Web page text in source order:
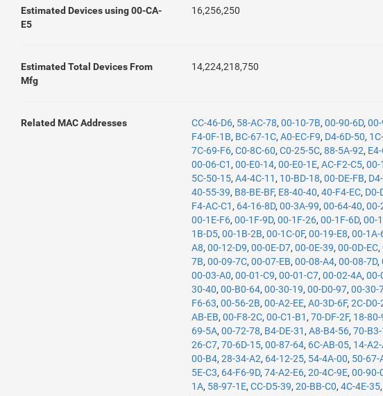
Estimated Devices using 00-CA-
E5
16,256,250
Estimated Total Devices From
Mfg
14,224,218,750
Related MAC Addresses CC-46-D6, 58-AC-78,00-10-7B,00-90-6D,
F4-0F-1B, BC-67-1C,A0-EC-F9, D4-6D-50,
7C-69-F6,C0-8C-60,C0-25-5C,88-5A-92,
00-06-C1 ,00-E0-14,00-E0-1E,AC-F2-C5,00-
5C-50-15,A4-4C-11 , 10-BD-18,00-DE-FB,
40-55-39, B8-BE-BF, E8-40-40,40-F4-EC, D0-
F4-AC-C1 , 64-16-8D,00-3A-99,00-64-40,00-
00-1E-F6,00-1F-9D,00-1F-26,00-1F-6D,00-
1B-D5,00-1B-2B,00-1C-0F,00-19-E8,00-1A-
A8,00-12-D9,00-0E-D7,00-0E-39,00-0D-EC,
7B,00-09-7C,00-07-EB,00-08-A4,00-08-7D,
00-03-A0,00-01-C9,00-01-C7,00-02-4A,00-
30-40,00-B0-64,00-30-19,00-D0-97,00-30-
F6-63,00-56-2B,00-A2-EE,A0-3D-6F,2C-D0-
AB-EB,00-F8-2C,00-C1-B1 ,70-DF-2F, 18-80-
69-5A,00-72-78, B4-DE-31 ,A8-B4-56,70-
26-C7,70-6D-15,00-87-64, 6C-AB-05, 14-
00-B4,28-34-A2, 64-12-25, 54-4A-00, 50-67-
5E-C3, 64-F6-9D,74-A2-E6,20-4C-9E,00-90-
1A, 58-97-1E,CC-D5-39,20-BB-C0,4C-4E-35